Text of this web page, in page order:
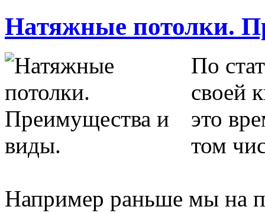
Натяжные потолки.
По
своей
это
том
Например раньше мы на